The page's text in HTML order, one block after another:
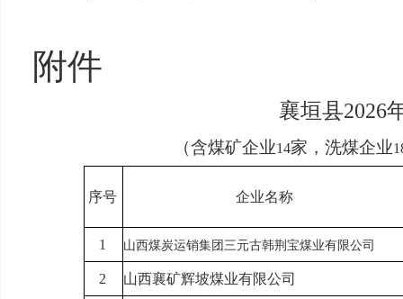
附件
襄垣县2026
（含煤矿企业14家，洗煤企业
序号 企业名称
1 山西煤炭运销集团三元古韩荆宝煤业有限公司
2 山西襄矿辉坡煤业有限公司